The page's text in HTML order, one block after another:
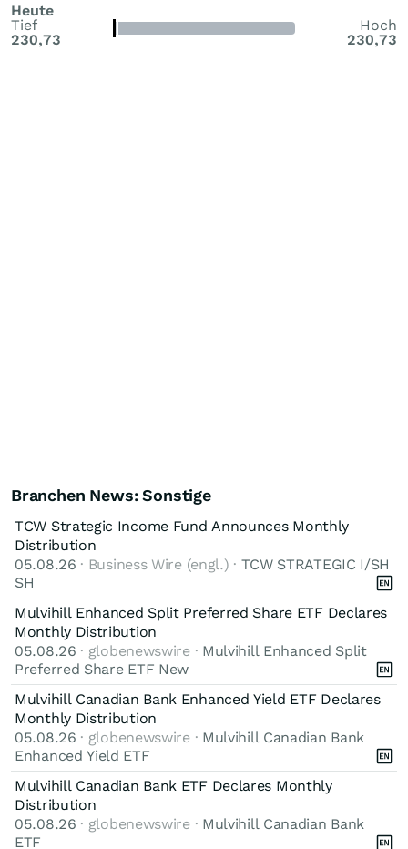
Heute
Tief
230,73
Hoch
230,73
Branchen News: Sonstige
TCW Strategic Income Fund Announces Monthly
Distribution
05.08.26 · Business Wire (engl.) · TCW STRATEGIC I/SH
SH
Mulvihill Enhanced Split Preferred Share ETF Declares
Monthly Distribution
05.08.26 · globenewswire · Mulvihill Enhanced Split
Preferred Share ETF New
Mulvihill Canadian Bank Enhanced Yield ETF Declares
Monthly Distribution
05.08.26 · globenewswire · Mulvihill Canadian Bank
Enhanced Yield ETF
Mulvihill Canadian Bank ETF Declares Monthly
Distribution
05.08.26 · globenewswire · Mulvihill Canadian Bank
ETF